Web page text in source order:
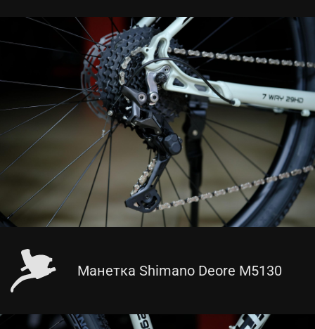
Манетка Shimano Deore M5130